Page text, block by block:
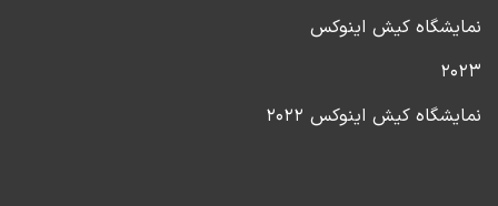
نمایشگاه کیش اینوکس
۲۰۲۳
نمایشگاه کیش اینوکس ۲۰۲۲